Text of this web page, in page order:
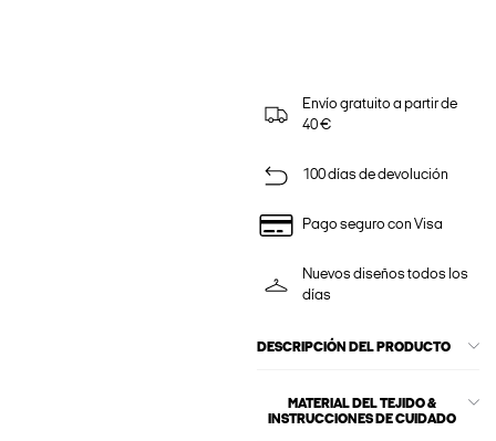
Envío gratuito a partir de
40 €
100 días de devolución
Pago seguro con Visa
Nuevos diseños todos los
días
DESCRIPCIÓN DEL PRODUCTO
MATERIAL DEL TEJIDO &
INSTRUCCIONES DE CUIDADO